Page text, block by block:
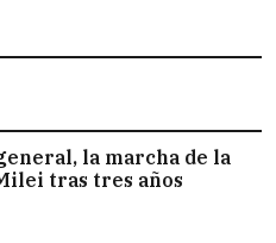
la marcha de la
tras tres años